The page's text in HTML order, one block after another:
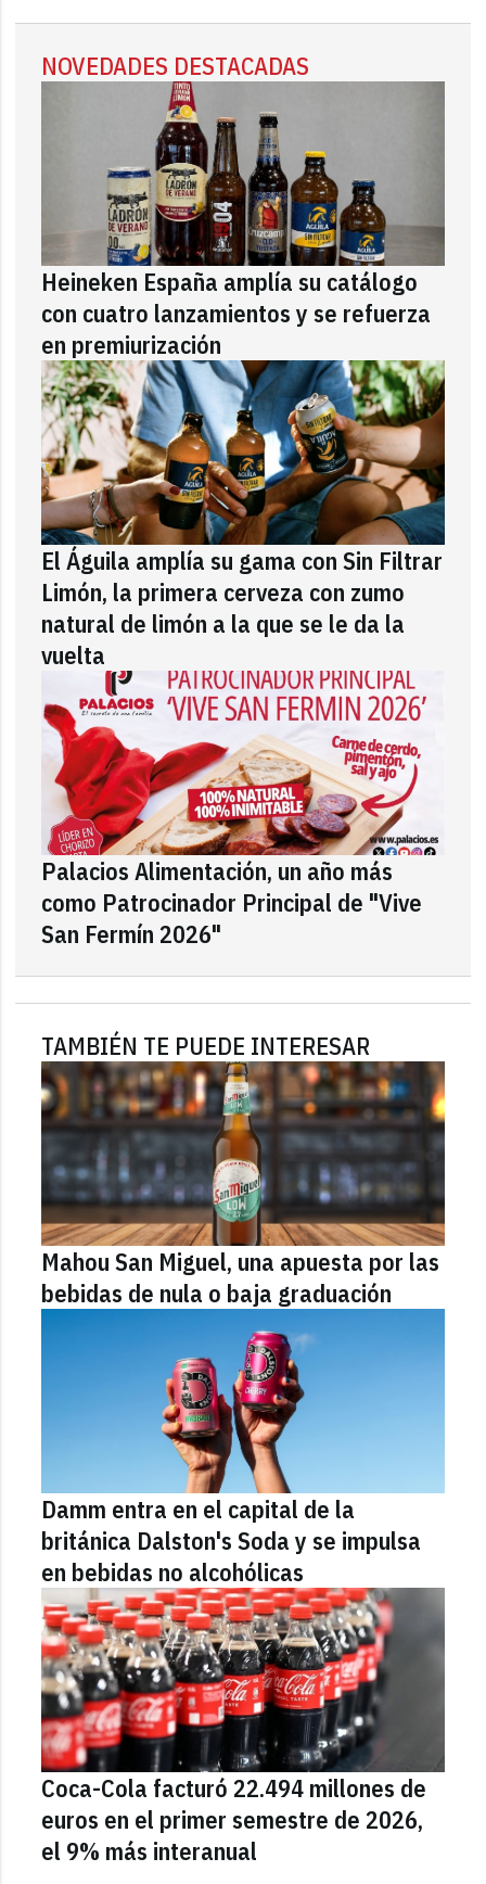
NOVEDADES DESTACADAS
Heineken España amplía su catálogo
con cuatro lanzamientos y se refuerza
en premiurización
El Águila amplía su gama con Sin Filtrar
Limón, la primera cerveza con zumo
natural de limón a la que se le da la
vuelta
Palacios Alimentación, un año más
como Patrocinador Principal de "Vive
San Fermín 2026"
TAMBIÉN TE PUEDE INTERESAR
Mahou San Miguel, una apuesta por las
bebidas de nula o baja graduación
Damm entra en el capital de la
británica Dalston's Soda y se impulsa
en bebidas no alcohólicas
Coca-Cola facturó 22.494 millones de
euros en el primer semestre de 2026,
el 9% más interanual